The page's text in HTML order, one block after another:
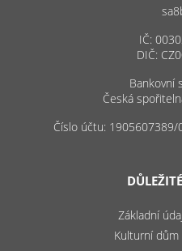
IČ:
DIČ:
Česká
Číslo účtu:
Základní
Kulturní